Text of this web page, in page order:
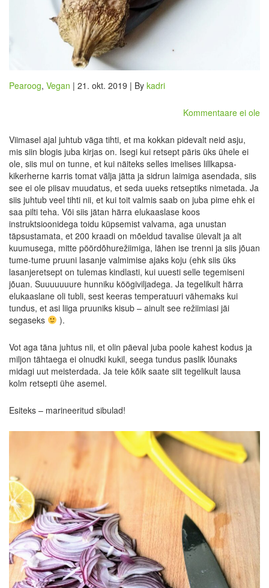
Pearoog, Vegan | 21. okt. 2019 | By kadri
Kommentaare ei ole
Viimasel ajal juhtub väga tihti, et ma kokkan pidevalt neid asju,
mis siin blogis juba kirjas on. Isegi kui retsept päris üks ühele ei
ole, siis mul on tunne, et kui näiteks selles imelises lillkapsa-
kikerherne karris tomat välja jätta ja sidrun laimiga asendada, siis
see ei ole piisav muudatus, et seda uueks retseptiks nimetada. Ja
siis juhtub veel tihti nii, et kui toit valmis saab on juba pime ehk ei
saa pilti teha. Või siis jätan härra elukaaslase koos
instruktsioonidega toidu küpsemist valvama, aga unustan
täpsustamata, et 200 kraadi on mõeldud tavalise ülevalt ja alt
kuumusega, mitte pöördõhurežiimiga, lähen ise trenni ja siis jõuan
tume-tume pruuni lasanje valmimise ajaks koju (ehk siis üks
lasanjeretsept on tulemas kindlasti, kui uuesti selle tegemiseni
jõuan. Suuuuuuure hunniku köögiviljadega. Ja tegelikult härra
elukaaslane oli tubli, sest keeras temperatuuri vähemaks kui
tundus, et asi liiga pruuniks kisub – ainult see režiimiasi jäi
segaseks
).
Vot aga täna juhtus nii, et olin päeval juba poole kahest kodus ja
miljon tähtaega ei olnudki kukil, seega tundus paslik lõunaks
midagi uut meisterdada. Ja teie kõik saate siit tegelikult lausa
kolm retsepti ühe asemel.
Esiteks – marineeritud sibulad!